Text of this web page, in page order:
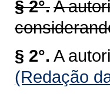
§ 2°.A
§ 2°. A
(Redação